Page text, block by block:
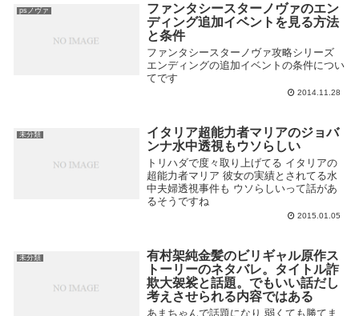
psノヴァ
ファンタシースターノヴァのエン
ディング追加イベントを見る方法
と条件
ファンタシースターノヴァ攻略シリーズ
エンディングの追加イベントの条件につい
てです
2014.11.28
未分類
イタリア超能力者マリアのジョバ
ンナ水中透視もウソらしい
トリハダで度々取り上げてる イタリアの
超能力者マリア 彼女の実績とされてる水
中夫婦透視事件も ウソらしいって話があ
るそうですね
2015.01.05
未分類
有村架純金髪のビリギャル原作ス
トーリーのネタバレ。タイトル詐
欺大袈裟と話題。でもいい話だし
考えさせられる内容ではある
あまちゃんで話題になり 弱くても勝てま